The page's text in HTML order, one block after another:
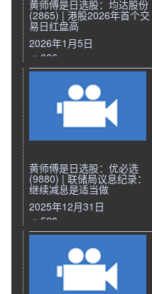
黄师傅是日选股：均达股份
(2865) | 港股2026年首个交
易日红盘高
2026年1月5日
666
黄师傅是日选股：优必选
(9880) | 联储局议息纪录：
继续减息是适当做
2025年12月31日
528